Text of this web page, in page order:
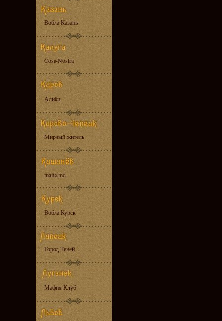
Вобла Казань
Cosa-Nostra
Алиби
Мирный житель
mafia.md
Вобла Курск
Город Теней
Мафия Клуб